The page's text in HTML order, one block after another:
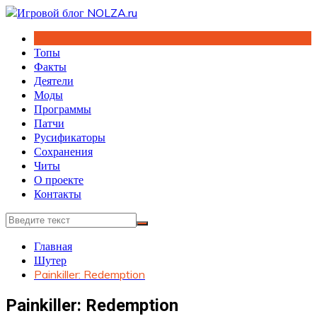
Перейти
содержимому
Топы
Факты
Деятели
Моды
Программы
Патчи
Русификаторы
Сохранения
Читы
О проекте
Контакты
Главная
Шутер
Painkiller: Redemption
Painkiller: Redemption